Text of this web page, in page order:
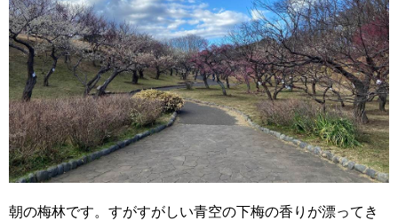
朝の梅林です。すがすがしい青空の下梅の香りが漂ってき